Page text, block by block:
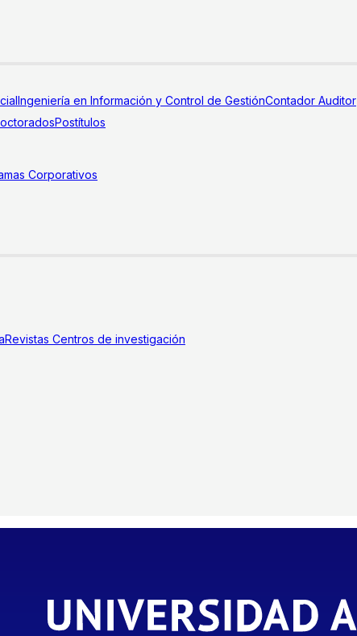
Ingeniería en Información y Control de GestiónContador Auditor
Postítulos
Corporativos
Revistas Centros de investigación